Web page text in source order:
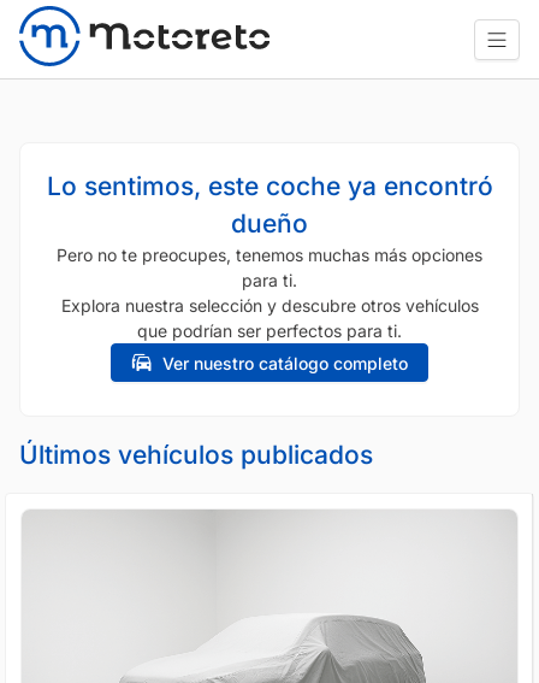
Lo sentimos, este coche ya encontró
dueño
Pero no te preocupes, tenemos muchas más opciones
para ti.
Explora nuestra selección y descubre otros vehículos
que podrían ser perfectos para ti.
Ver nuestro catálogo completo
Últimos vehículos publicados